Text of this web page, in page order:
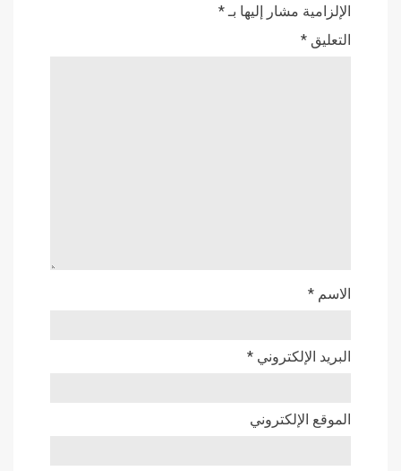
الإلزامية مشار إليها بـ*
التعليق *
الاسم *
البريد الإلكتروني *
الموقع الإلكتروني